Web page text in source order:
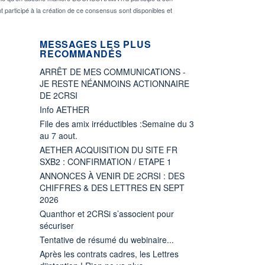
à la création de ce consensus sont disponibles et
MESSAGES LES PLUS
RECOMMANDÉS
ARRÊT DE MES COMMUNICATIONS -
JE RESTE NÉANMOINS ACTIONNAIRE
DE 2CRSI
Info AETHER
File des amix irréductibles :Semaine du 3
au 7 aout.
AETHER ACQUISITION DU SITE FR
SXB2 : CONFIRMATION / ETAPE 1
ANNONCES À VENIR DE 2CRSI : DES
CHIFFRES & DES LETTRES EN SEPT
2026
Quanthor et 2CRSi s’associent pour
sécuriser
Tentative de résumé du webinaire...
Après les contrats cadres, les Lettres